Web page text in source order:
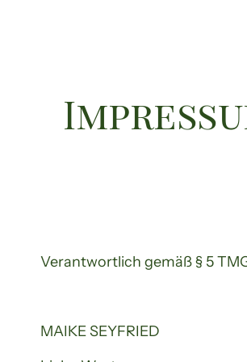
Verantwortlich gemäß § 5
MAIKE SEYFRIED